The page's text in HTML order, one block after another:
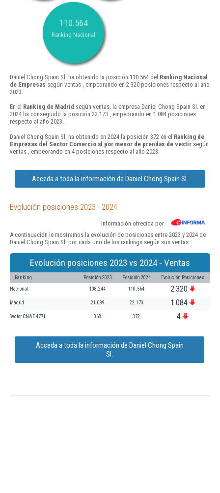
110.564
Ranking Nacional
Daniel Chong Spain Sl. ha obtenido la posición 110.564 del Ranking Nacional
de Empresas según ventas , empeorando en 2.320 posiciones respecto al año
2023.
En el Ranking de Madrid según ventas, la empresa Daniel Chong Spain Sl. en
2024 ha conseguido la posición 22.173 , empeorando en 1.084 posiciones
respecto al año 2023.
Daniel Chong Spain Sl. ha obtenido en 2024 la posición 372 en el Ranking de
Empresas del Sector Comercio al por menor de prendas de vestir según
ventas , empeorando en 4 posiciones respecto al año 2023.
Acceda a toda la información de Daniel Chong Spain Sl.
Evolución posiciones 2023 - 2024
Información ofrecida por
A continuación le mostramos la evolución de posiciones entre 2023 y 2024 de
Daniel Chong Spain Sl. por cada uno de los rankings según sus ventas:
Evolución posiciones 2023 vs 2024 - Ventas
Ranking Posición 2023 Posición 2024 Evolución Posiciones
Nacional 108.244 110.564 2.320
Madrid 21.089 22.173 1.084
Sector CNAE 4771 368 372 4
Acceda a toda la información de Daniel Chong Spain
Sl.